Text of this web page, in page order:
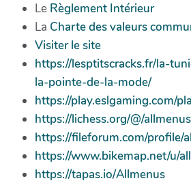
Le Règlement Intérieur
La Charte des valeurs
Visiter le site
https://lesptitscracks.fr/la-
la-pointe-de-la-mode/
https://play.eslgaming.com/
https://lichess.org/@/allmenus
https://fileforum.com/profile/
https://www.bikemap.net/u/
https://tapas.io/Allmenus